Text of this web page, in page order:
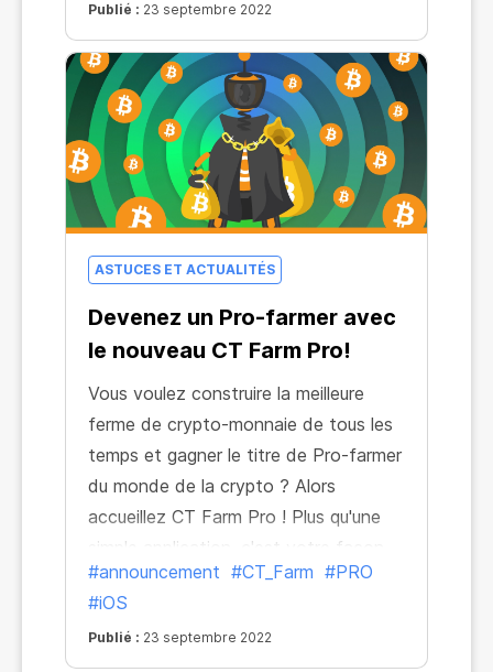
le tout à l'aide de votre navigateur !
Publié : 23 septembre 2022
ASTUCES ET ACTUALITÉS
Devenez un Pro-farmer avec
le nouveau CT Farm Pro!
Vous voulez construire la meilleure
ferme de crypto-monnaie de tous les
temps et gagner le titre de Pro-farmer
du monde de la crypto ? Alors
accueillez CT Farm Pro ! Plus qu'une
simple application, c'est votre façon
de conquérir de nouveaux sommets et
d'obtenir des revenus en BTC très
élevés ! New Farm est
#announcement #CT_Farm #PRO
#iOS
Publié : 23 septembre 2022